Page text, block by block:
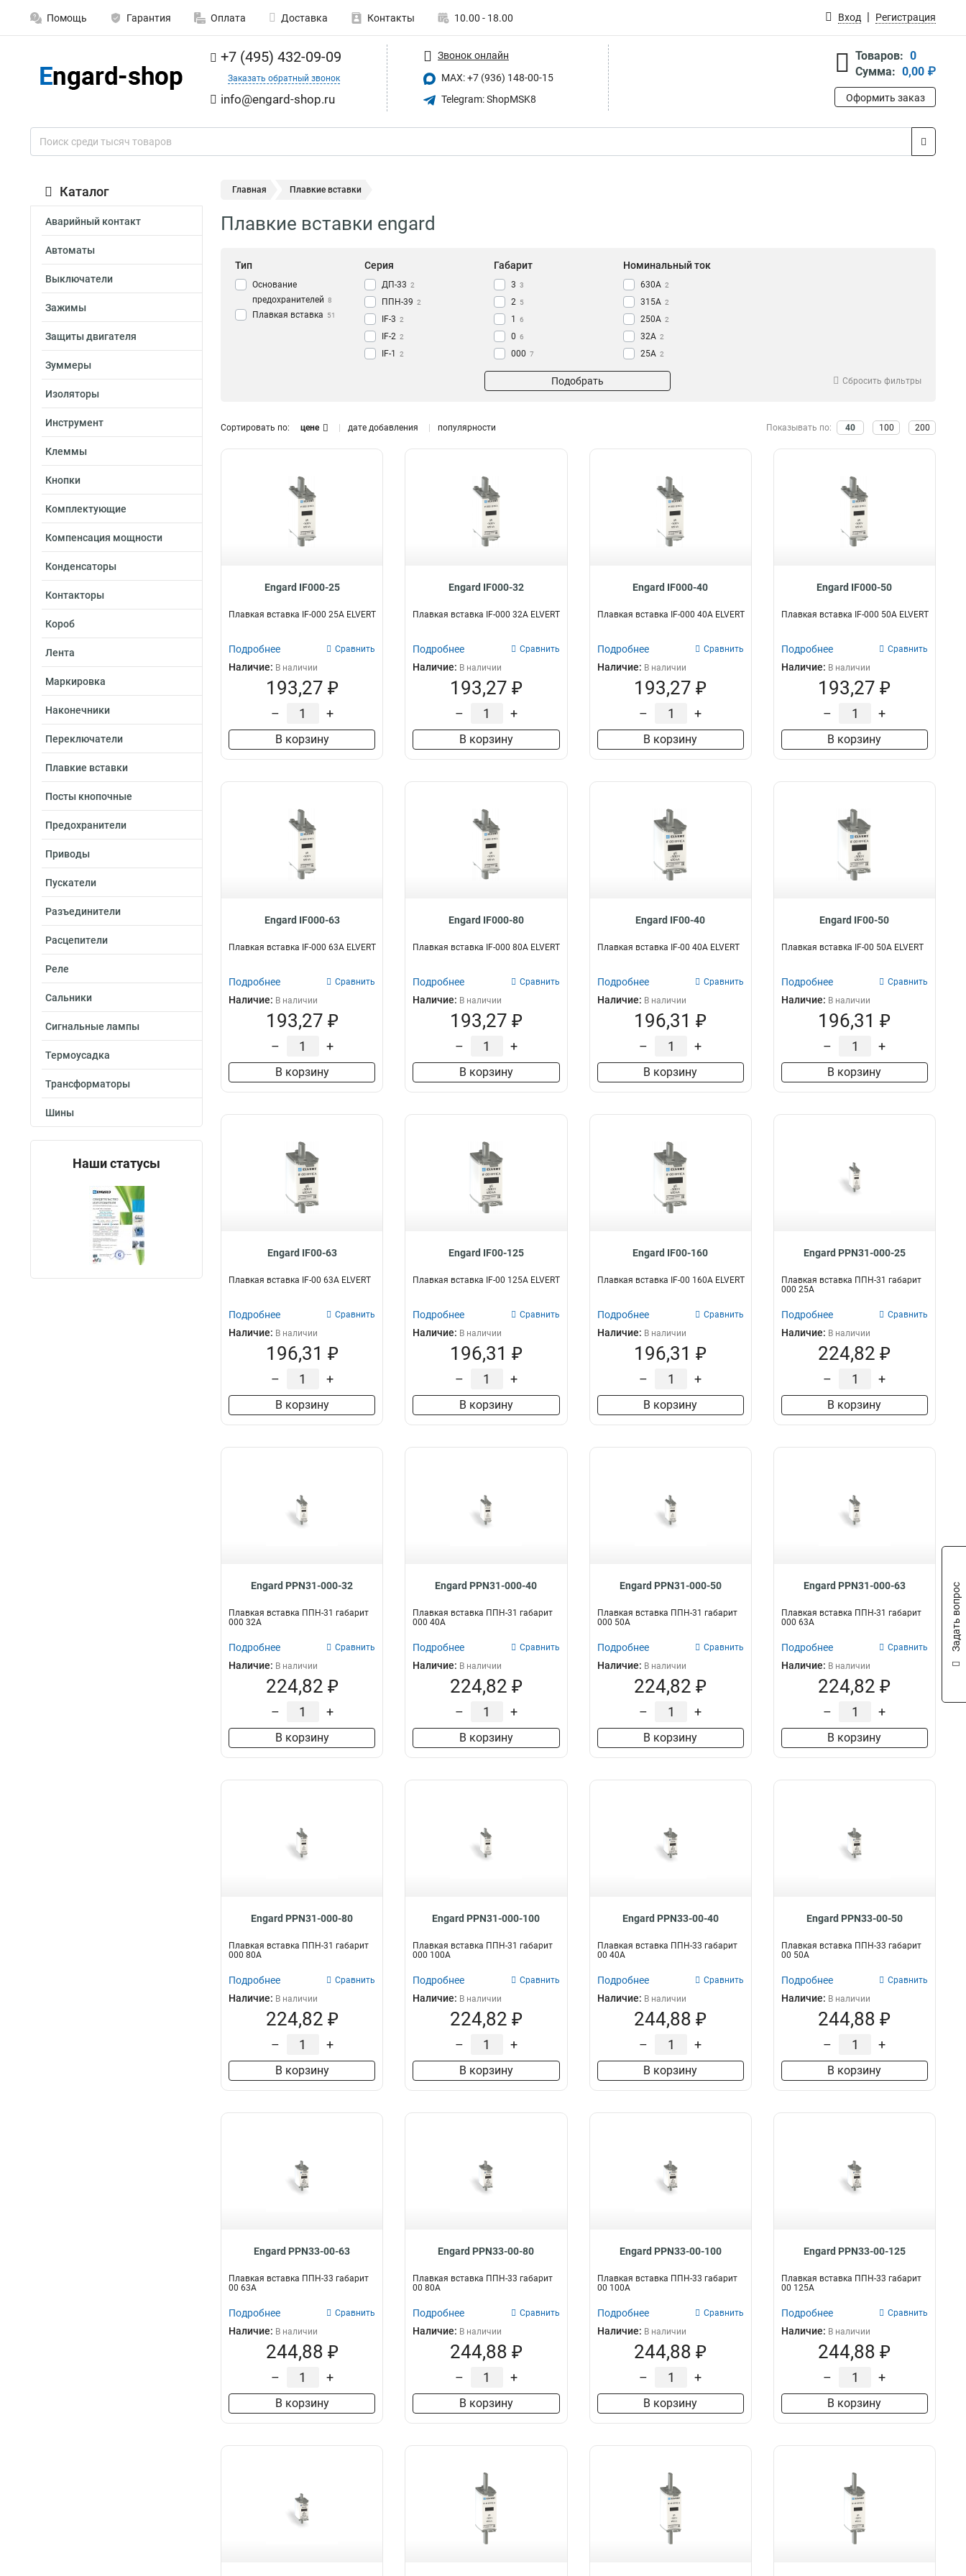
Помощь Гарантия Оплата Доставка Контакты 10.00 - 18.00 Вход Регистрация
+7 (495) 432-09-09
Заказать обратный звонок
info@engard-shop.ru
Звонок онлайн
MAX: +7 (936) 148-00-15
Telegram: ShopMSK8
Товаров: 0
Сумма: 0,00 ₽
Оформить заказ
Каталог
Аварийный контакт
Автоматы
Выключатели
Зажимы
Защиты двигателя
Зуммеры
Изоляторы
Инструмент
Клеммы
Кнопки
Комплектующие
Компенсация мощности
Конденсаторы
Контакторы
Короб
Лента
Маркировка
Наконечники
Переключатели
Плавкие вставки
Посты кнопочные
Предохранители
Приводы
Пускатели
Разъединители
Расцепители
Реле
Сальники
Сигнальные лампы
Термоусадка
Трансформаторы
Шины
Наши статусы
Главная Плавкие вставки
Плавкие вставки engard
Тип
Основание
предохранителей 8
Плавкая вставка 51
Серия
ДП-33 2
ППН-39 2
IF-3 2
IF-2 2
IF-1 2
IF-00
Габарит
3 3
2 5
1 6
0 6
000 7
00 8
Номинальный ток
630А 2
315А 2
250А 2
32А 2
25А 2
400А 3
200А 3
5
125А 6
Подобрать Сбросить фильтры
Сортировать по: цене дате добавления популярности Показывать по: 40 100 200
Engard IF000-25
Плавкая вставка IF-000 25А ELVERT
Подробнее Сравнить
Наличие: В наличии
193,27 ₽
– +
В корзину
Engard IF000-32
Плавкая вставка IF-000 32А ELVERT
Подробнее Сравнить
Наличие: В наличии
193,27 ₽
– +
В корзину
Engard IF000-40
Плавкая вставка IF-000 40А ELVERT
Подробнее Сравнить
Наличие: В наличии
193,27 ₽
– +
В корзину
Engard IF000-50
Плавкая вставка IF-000 50А ELVERT
Подробнее Сравнить
Наличие: В наличии
193,27 ₽
– +
В корзину
Engard IF000-63
Плавкая вставка IF-000 63А ELVERT
Подробнее Сравнить
Наличие: В наличии
193,27 ₽
– +
В корзину
Engard IF000-80
Плавкая вставка IF-000 80А ELVERT
Подробнее Сравнить
Наличие: В наличии
193,27 ₽
– +
В корзину
Engard IF00-40
Плавкая вставка IF-00 40А ELVERT
Подробнее Сравнить
Наличие: В наличии
196,31 ₽
– +
В корзину
Engard IF00-50
Плавкая вставка IF-00 50А ELVERT
Подробнее Сравнить
Наличие: В наличии
196,31 ₽
– +
В корзину
Engard IF00-63
Плавкая вставка IF-00 63А ELVERT
Подробнее Сравнить
Наличие: В наличии
196,31 ₽
– +
В корзину
Engard IF00-125
Плавкая вставка IF-00 125А ELVERT
Подробнее Сравнить
Наличие: В наличии
196,31 ₽
– +
В корзину
Engard IF00-160
Плавкая вставка IF-00 160А ELVERT
Подробнее Сравнить
Наличие: В наличии
196,31 ₽
– +
В корзину
Engard PPN31-000-25
Плавкая вставка ППН-31 габарит
000 25А
Подробнее Сравнить
Наличие: В наличии
224,82 ₽
– +
В корзину
Engard PPN31-000-32
Плавкая вставка ППН-31 габарит
000 32А
Подробнее Сравнить
Наличие: В наличии
224,82 ₽
– +
В корзину
Engard PPN31-000-40
Плавкая вставка ППН-31 габарит
000 40А
Подробнее Сравнить
Наличие: В наличии
224,82 ₽
– +
В корзину
Engard PPN31-000-50
Плавкая вставка ППН-31 габарит
000 50А
Подробнее Сравнить
Наличие: В наличии
224,82 ₽
– +
В корзину
Engard PPN31-000-63
Плавкая вставка ППН-31 габарит
000 63А
Подробнее Сравнить
Наличие: В наличии
224,82 ₽
– +
В корзину
Engard PPN31-000-80
Плавкая вставка ППН-31 габарит
000 80А
Подробнее Сравнить
Наличие: В наличии
224,82 ₽
– +
В корзину
Engard PPN31-000-100
Плавкая вставка ППН-31 габарит
000 100А
Подробнее Сравнить
Наличие: В наличии
224,82 ₽
– +
В корзину
Engard PPN33-00-40
Плавкая вставка ППН-33 габарит
00 40А
Подробнее Сравнить
Наличие: В наличии
244,88 ₽
– +
В корзину
Engard PPN33-00-50
Плавкая вставка ППН-33 габарит
00 50А
Подробнее Сравнить
Наличие: В наличии
244,88 ₽
– +
В корзину
Engard PPN33-00-63
Плавкая вставка ППН-33 габарит
00 63А
Подробнее Сравнить
Наличие: В наличии
244,88 ₽
– +
В корзину
Engard PPN33-00-80
Плавкая вставка ППН-33 габарит
00 80А
Подробнее Сравнить
Наличие: В наличии
244,88 ₽
– +
В корзину
Engard PPN33-00-100
Плавкая вставка ППН-33 габарит
00 100А
Подробнее Сравнить
Наличие: В наличии
244,88 ₽
– +
В корзину
Engard PPN33-00-125
Плавкая вставка ППН-33 габарит
00 125А
Подробнее Сравнить
Наличие: В наличии
244,88 ₽
– +
В корзину
Задать вопрос